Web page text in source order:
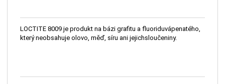
LOCTITE 8009 je produkt na bázi grafitu a fluoriduvápenatého,
který neobsahuje olovo, měď, síru ani jejichsloučeniny.